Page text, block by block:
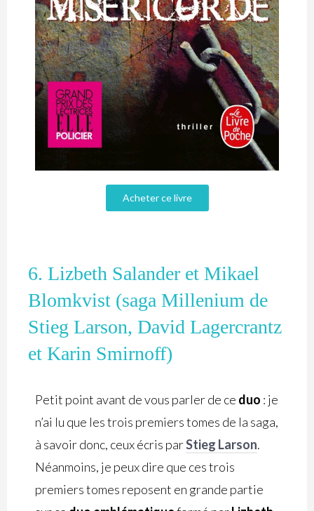
Acheter ce livre
6. Lizbeth Salander et Mikael
Blomkvist (saga Millenium de
Stieg Larson, David Lagercrantz
et Karin Smirnoff)
Petit point avant de vous parler de ce duo : je
n’ai lu que les trois premiers tomes de la saga,
à savoir donc, ceux écris parStieg Larson.
Néanmoins, je peux dire que ces trois
premiers tomes reposent en grande partie